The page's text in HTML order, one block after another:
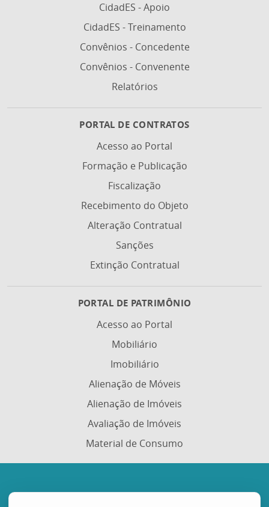
CidadES - Apoio
CidadES - Treinamento
Convênios - Concedente
Convênios - Convenente
Relatórios
PORTAL DE CONTRATOS
Acesso ao Portal
Formação e Publicação
Fiscalização
Recebimento do Objeto
Alteração Contratual
Sanções
Extinção Contratual
PORTAL DE PATRIMÔNIO
Acesso ao Portal
Mobiliário
Imobiliário
Alienação de Móveis
Alienação de Imóveis
Avaliação de Imóveis
Material de Consumo
Portal de Compras Governamentais (Portal de